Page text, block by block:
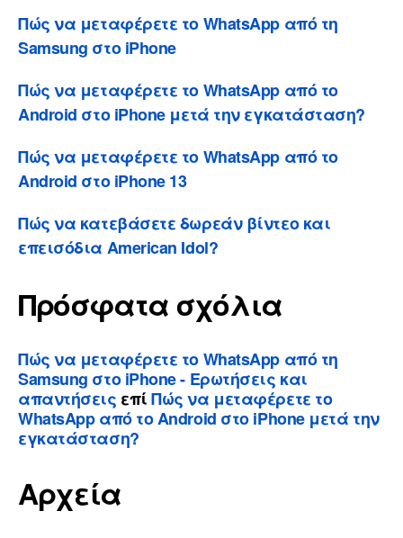
Πώς να μεταφέρετε το WhatsApp από τη
Samsung στο iPhone
Πώς να μεταφέρετε το WhatsApp από το
Android στο iPhone μετά την εγκατάσταση?
Πώς να μεταφέρετε το WhatsApp από το
Android στο iPhone 13
Πώς να κατεβάσετε δωρεάν βίντεο και
επεισόδια American Idol?
Πρόσφατα σχόλια
Πώς να μεταφέρετε το WhatsApp από τη
Samsung στο iPhone - Ερωτήσεις και
απαντήσεις επίΠώς να μεταφέρετε το
WhatsApp από το Android στο iPhone μετά την
εγκατάσταση?
Αρχεία